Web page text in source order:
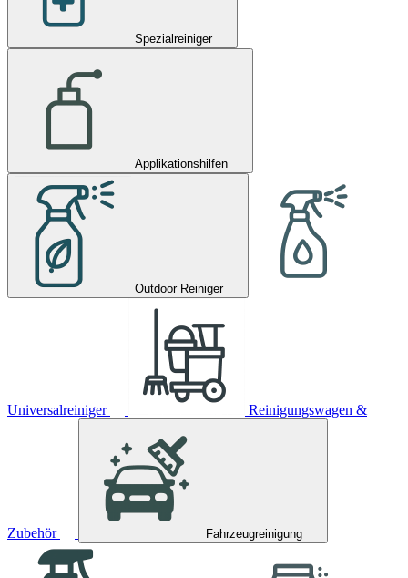
Spezialreiniger
Applikationshilfen
Outdoor Reiniger
Universalreiniger Reinigungswagen &
Zubehör Fahrzeugreinigung